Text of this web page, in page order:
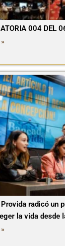
004 DEL
Provida radicó un
la vida desde